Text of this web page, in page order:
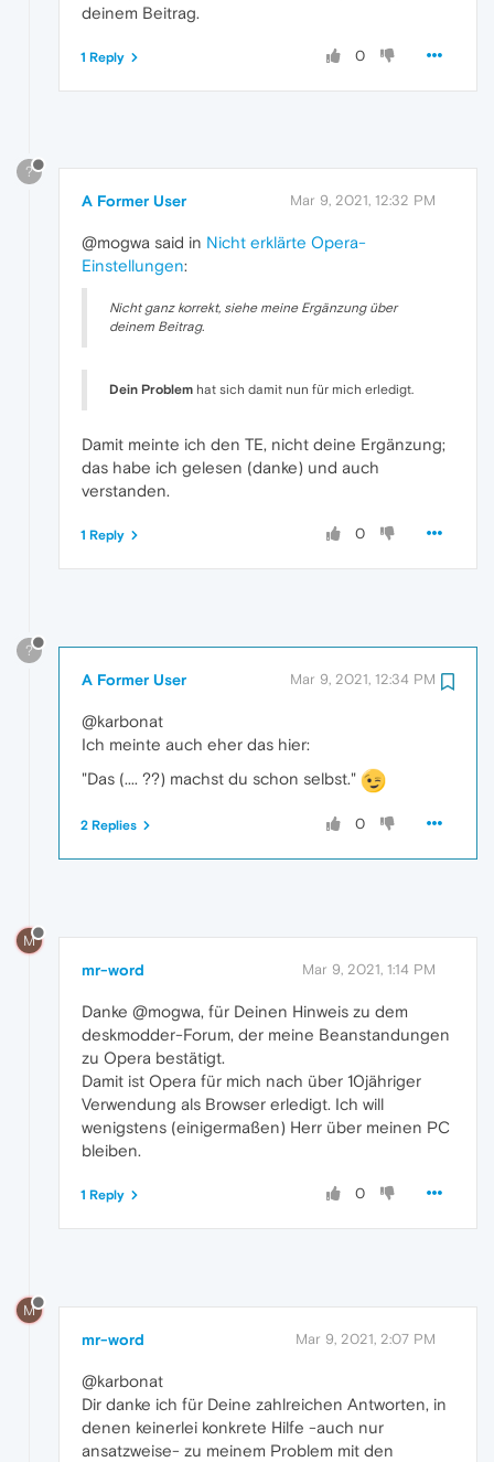
deinem Beitrag.
0
1 Reply
?
A Former User Mar 9, 2021, 12:32 PM
@mogwa said in Nicht erklärte Opera-
Einstellungen:
Nicht ganz korrekt, siehe meine Ergänzung über
deinem Beitrag.
Dein Problem hat sich damit nun für mich erledigt.
Damit meinte ich den TE, nicht deine Ergänzung;
das habe ich gelesen (danke) und auch
verstanden.
0
1 Reply
?
A Former User Mar 9, 2021, 12:34 PM
@karbonat
Ich meinte auch eher das hier:
"Das (.... ??) machst du schon selbst."
0
2 Replies
M
mr-word Mar 9, 2021, 1:14 PM
Danke @mogwa, für Deinen Hinweis zu dem
deskmodder-Forum, der meine Beanstandungen
zu Opera bestätigt.
Damit ist Opera für mich nach über 10jähriger
Verwendung als Browser erledigt. Ich will
wenigstens (einigermaßen) Herr über meinen PC
bleiben.
0
1 Reply
M
mr-word Mar 9, 2021, 2:07 PM
@karbonat
Dir danke ich für Deine zahlreichen Antworten, in
denen keinerlei konkrete Hilfe -auch nur
ansatzweise- zu meinem Problem mit den